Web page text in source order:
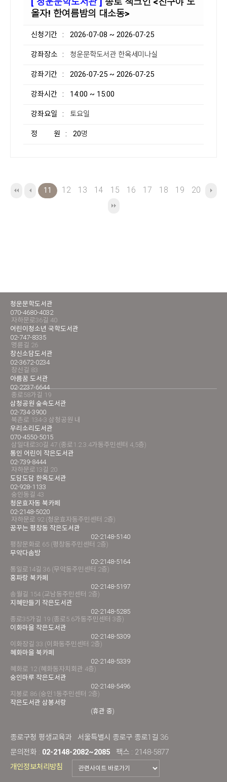
올자! 한여름밤의 대소동>
신청기간 : 2026-07-08 ~ 2026-07-25
강좌장소 : 청운문학도서관 한옥세미나실
강좌기간 : 2026-07-25 ~ 2026-07-25
강좌시간 : 14:00 ~ 15:00
강좌요일 : 토요일
정 원 : 20명
11 12 13 14 15 16 17 18 19 20
청운문학도서관
070-4680-4032
자하문로36길 40
어린이청소년 국학도서관
02-747-8335
명륜길 26
창신소담도서관
02-3672-0234
창신길 83
아름꿈 도서관
02-2237-6644
종로58가길 19
삼청공원 숲속도서관
02-734-3900
북촌로 134-3 삼청공원 내
우리소리도서관
070-4550-5015
삼일대로30길 47 (종로1.2.3.4가동주민센터 4,5층)
통인 어린이 작은도서관
02-739-8444
자하문로13길 20
도담도담 한옥도서관
02-928-1133
숭인동길 43
청운효자동 북카페
02-2148-5020
자하문로 92 (청운효자동주민센터 2층)
꿈꾸는 평창동 작은도서관
02-2148-5140
평창문화로 65 (평창동주민센터 2층)
무악다솜방
02-2148-5164
통일로14길 36 (무악동주민센터 2층)
홍파랑 북카페
02-2148-5197
송월길 154 (교남동주민센터 2층)
지혜만들기 작은도서관
02-2148-5285
종로35가길 19 (종로5.6가동주민센터 3층)
이화마을 작은도서관
02-2148-5309
이화장길 33 (이화동주민센터 2층)
혜화마을 북카페
02-2148-5339
혜화로 12 (혜화동자치회관 4층)
숭인마루 작은도서관
02-2148-5496
지봉로 86 (숭인1동주민센터 2층)
작은도서관 삼봉서랑
(휴관 중)
종로구청 평생교육과
서울특별시 종로구 종로1길 36
문의전화 : 02-2148-2082~2085
팩스 : 2148-5877
개인정보처리방침